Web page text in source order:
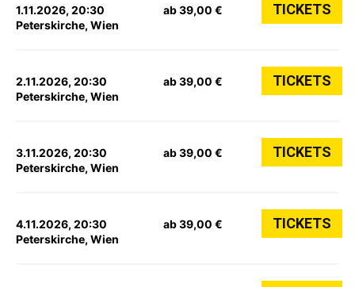
1.11.2026, 20:30
Peterskirche, Wien
ab 39,00 € TICKETS
2.11.2026, 20:30
Peterskirche, Wien
ab 39,00 € TICKETS
3.11.2026, 20:30
Peterskirche, Wien
ab 39,00 € TICKETS
4.11.2026, 20:30
Peterskirche, Wien
ab 39,00 € TICKETS